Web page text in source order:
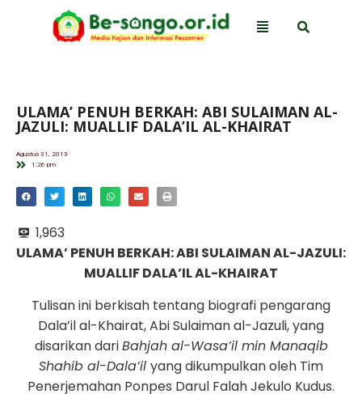
ULAMA’ PENUH BERKAH: ABI SULAIMAN AL-
JAZULI: MUALLIF DALA’IL AL-KHAIRAT
Agustus 31, 2013
1:26 pm
1,963
ULAMA’ PENUH BERKAH: ABI SULAIMAN AL-JAZULI:
MUALLIF DALA’IL AL-KHAIRAT
Tulisan ini berkisah tentang biografi pengarang
Dala’il al-Khairat, Abi Sulaiman al-Jazuli, yang
disarikan dariBahjah al-Wasa’il min Manaqib
Shahib al-Dala’il yang dikumpulkan oleh Tim
Penerjemahan Ponpes Darul Falah Jekulo Kudus.